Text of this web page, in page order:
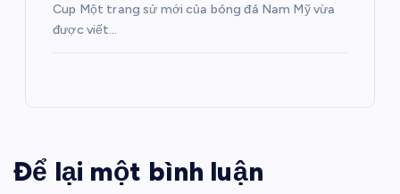
Cup Một trang sử mới của bóng đá Nam Mỹ vừa
được viết…
Để lại một bình luận